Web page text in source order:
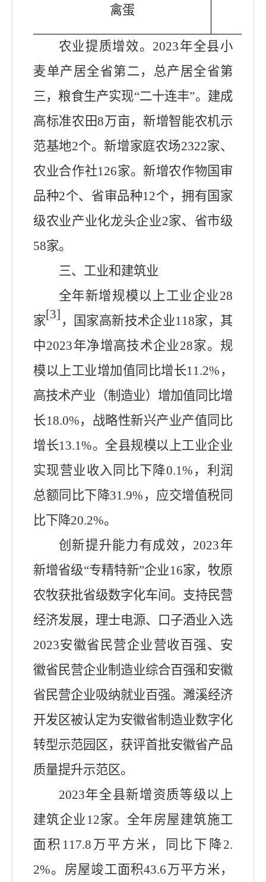
禽蛋
农业提质增效。2023年全县小
麦单产居全省第二，总产居全省第
三，粮食生产实现“二十连丰”。建成
高标准农田8万亩，新增智能农机示
范基地2个。新增家庭农场2322家、
农业合作社126家。新增农作物国审
品种2个、省审品种12个，拥有国家
级农业产业化龙头企业2家、省市级
58家。
三、工业和建筑业
全年新增规模以上工业企业28
家[3] ，国家高新技术企业118家 ， 其
中2023年净增高技术企业28家。规
模以上工业增加值同比增长11.2%，
高技术产业（制造业）增加值同比增
长18.0%，战略性新兴产业产值同比
增长13.1%。全县规模以上工业企业
实现营业收入同比下降0.1%，利润
总额同比下降31.9%，应交增值税同
比下降20.2%。
创新提升能力有成效 ，2023年
新增省级“专精特新”企业16家，牧原
农牧获批省级数字化车间。支持民营
经济发展，理士电源、口子酒业入选
2023安徽省民营企业营收百强、安
徽省民营企业制造业综合百强和安徽
省民营企业吸纳就业百强。濉溪经济
开发区被认定为安徽省制造业数字化
转型示范园区，获评首批安徽省产品
质量提升示范区。
2023年全县新增资质等级以上
建筑企业 12家。全年房屋建筑施工
面积117.8万平方米，同比下降2.
2%。房屋竣工面积43.6万平方米，